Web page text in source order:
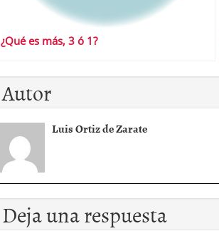
¿Qué es más, 3 ó 1?
Autor
Luis Ortiz de Zarate
Deja una respuesta